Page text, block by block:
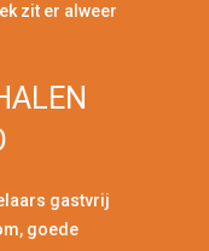
zit er alweer
gastvrij
goede